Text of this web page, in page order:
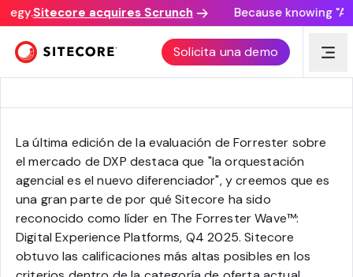
Sitecore acquires Scrunch Because knowing
Solicita una demo
Sitecore nombrado líder en The Forrester Wave™: Digital
Experience Platforms, Q4 2025
La última edición de la evaluación de Forrester sobre
el mercado de DXP destaca que "la orquestación
agencial es el nuevo diferenciador", y creemos que es
una gran parte de por qué Sitecore ha sido
reconocido como líder en The Forrester Wave™:
Digital Experience Platforms, Q4 2025. Sitecore
obtuvo las calificaciones más altas posibles en los